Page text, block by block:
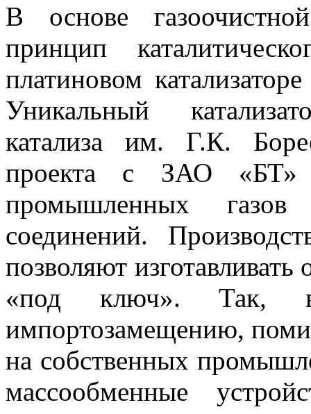
В основе
принцип
платиновом
Уникальный
катализа им. Г.К.
проекта с ЗАО «БТ»
промышленных газов
соединений.
позволяют
«под ключ». Так,
импортозамещению,
на собственных
массообменные